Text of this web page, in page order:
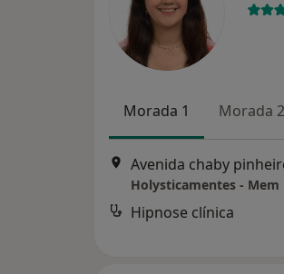
Morada 1 Morada 2
Holysticamentes - Mem
Hipnose clínica